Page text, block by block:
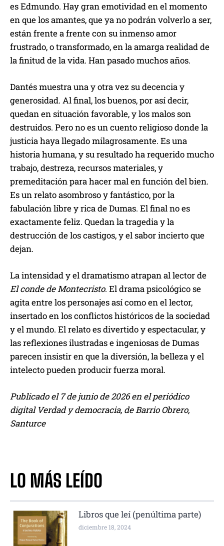
es Edmundo. Hay gran emotividad en el momento
en que los amantes, que ya no podrán volverlo a ser,
están frente a frente con su inmenso amor
frustrado, o transformado, en la amarga realidad de
la finitud de la vida. Han pasado muchos años.
Dantés muestra una y otra vez su decencia y
generosidad. Al final, los buenos, por así decir,
quedan en situación favorable, y los malos son
destruidos. Pero no es un cuento religioso donde la
justicia haya llegado milagrosamente. Es una
historia humana, y su resultado ha requerido mucho
trabajo, destreza, recursos materiales, y
premeditación para hacer mal en función del bien.
Es un relato asombroso y fantástico, por la
fabulación libre y rica de Dumas. El final no es
exactamente feliz. Quedan la tragedia y la
destrucción de los castigos, y el sabor incierto que
dejan.
La intensidad y el dramatismo atrapan al lector de
El conde de Montecristo. El drama psicológico se
agita entre los personajes así como en el lector,
insertado en los conflictos históricos de la sociedad
y el mundo. El relato es divertido y espectacular, y
las reflexiones ilustradas e ingeniosas de Dumas
parecen insistir en que la diversión, la belleza y el
intelecto pueden producir fuerza moral.
Publicado el 7 de junio de 2026 en el periódico
digital Verdad y democracia, de Barrio Obrero,
Santurce
LO MÁS LEÍDO
Libros que leí (penúltima parte)
diciembre 18, 2024